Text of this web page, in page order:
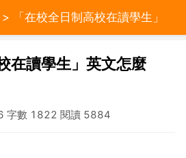
> 「在校全日制高校在讀學生」
在讀學生」英文怎麼
數 1822 閱讀 5884